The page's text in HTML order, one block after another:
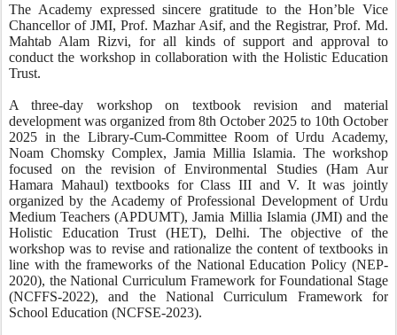
The Academy expressed sincere gratitude to the Hon’ble Vice
Chancellor of JMI, Prof. Mazhar Asif, and the Registrar, Prof. Md.
Mahtab Alam Rizvi, for all kinds of support and approval to
conduct the workshop in collaboration with the Holistic Education
Trust.
A three-day workshop on textbook revision and material
development was organized from 8th October 2025 to 10th October
2025 in the Library-Cum-Committee Room of Urdu Academy,
Noam Chomsky Complex, Jamia Millia Islamia. The workshop
focused on the revision of Environmental Studies (Ham Aur
Hamara Mahaul) textbooks for Class III and V. It was jointly
organized by the Academy of Professional Development of Urdu
Medium Teachers (APDUMT), Jamia Millia Islamia (JMI) and the
Holistic Education Trust (HET), Delhi. The objective of the
workshop was to revise and rationalize the content of textbooks in
line with the frameworks of the National Education Policy (NEP-
2020), the National Curriculum Framework for Foundational Stage
(NCFFS-2022), and the National Curriculum Framework for
School Education (NCFSE-2023).